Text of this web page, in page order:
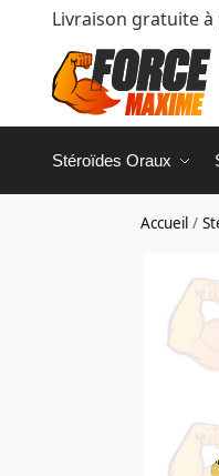
Livraison gratuite
Stéroïdes Oraux
Accueil /